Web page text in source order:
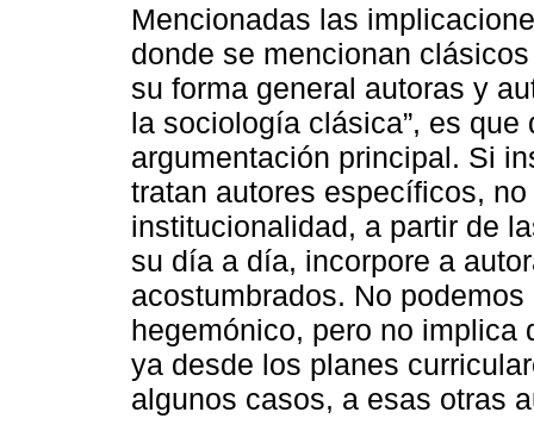
Mencionadas las
donde se mencionan
su forma general autoras y
la sociología clásica”, es
argumentación principal. Si
tratan autores específicos,
institucionalidad, a partir de
su día a día, incorpore a
acostumbrados. No
hegemónico, pero no implica
ya desde los planes
algunos casos, a esas otras